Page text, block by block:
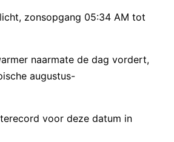
zonsopgang 05:34 AM tot
naarmate de dag vordert,
augustus-
voor deze datum in